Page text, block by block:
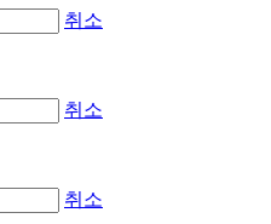
취소
취소
취소